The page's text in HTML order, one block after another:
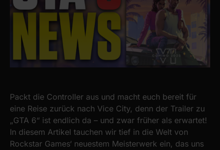
Packt die Controller aus und macht euch bereit für
eine Reise zurück nach Vice City, denn der Trailer zu
„GTA 6“ ist endlich da – und zwar früher als erwartet!
In diesem Artikel tauchen wir tief in die Welt von
Rockstar Games‘ neuestem Meisterwerk ein, das uns